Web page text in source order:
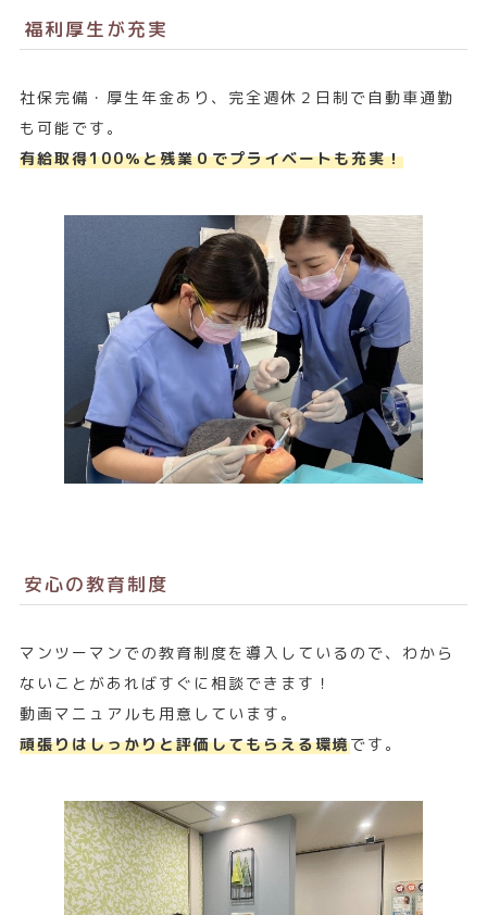
福利厚生が充実
社保完備・厚生年金あり、完全週休２日制で自動車通勤
も可能です。
有給取得100％と残業０でプライベートも充実！
安心の教育制度
マンツーマンでの教育制度を導入しているので、わから
ないことがあればすぐに相談できます！
動画マニュアルも用意しています。
頑張りはしっかりと評価してもらえる環境です。